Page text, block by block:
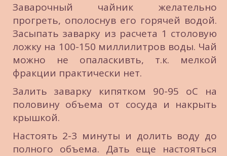
Заварочный чайник желательно
прогреть, ополоснув его горячей водой.
Засыпать заварку из расчета 1 столовую
ложку на 100-150 миллилитров воды. Чай
можно не опаласкивть, т.к. мелкой
фракции практически нет.
Залить заварку кипятком 90-95 оС на
половину объема от сосуда и накрыть
крышкой.
Настоять 2-3 минуты и долить воду до
полного объема. Дать еще настояться